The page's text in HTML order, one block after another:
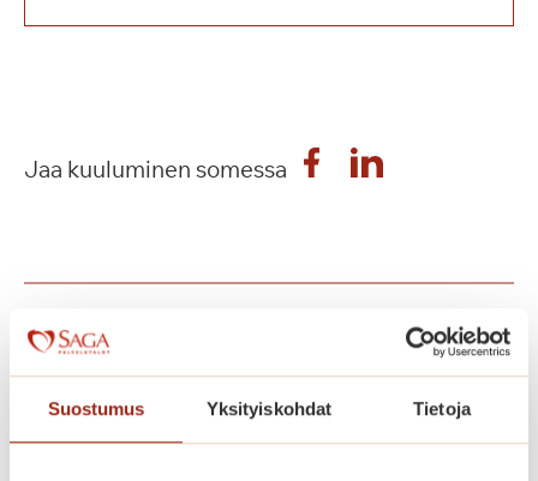
Suostumus Yksityiskohdat Tietoja
Jaa kuuluminen somessa
Voisit olla kiinnostunut
myös näistä